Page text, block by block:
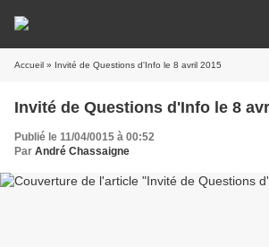
Accueil » Invité de Questions d'Info le 8 avril 2015
Invité de Questions d'Info le 8
Publié le 11/04/0015 à 00:52
Par André Chassaigne